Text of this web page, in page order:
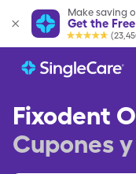
Make saving
Get the
Fixodent
Cupones